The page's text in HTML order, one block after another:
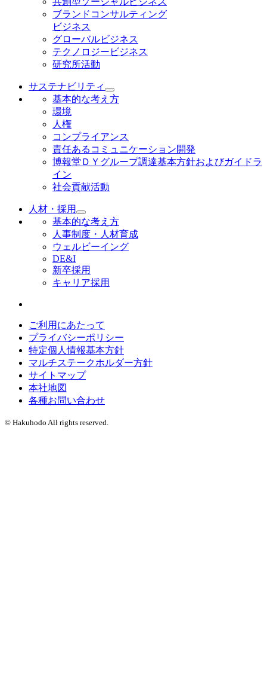
ブランドコンサルティング
ビジネス
グローバルビジネス
テクノロジービジネス
研究所活動
サステナビリティ
基本的な考え方
環境
人権
コンプライアンス
責任あるコミュニケーション開発
博報堂ＤＹグループ調達基本方針およびガイドラ
イン
社会貢献活動
人材・採用
基本的な考え方
人事制度・人材育成
ウェルビーイング
DE&I
新卒採用
キャリア採用
ご利用にあたって
プライバシーポリシー
特定個人情報基本方針
マルチステークホルダー方針
サイトマップ
本社地図
各種お問い合わせ
© Hakuhodo All rights reserved.